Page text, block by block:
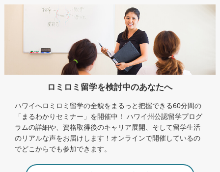
ロミロミ留学を検討中のあなたへ
ハワイへロミロミ留学の全貌をまるっと把握できる60分間の
「まるわかりセミナー」を開催中！ ハワイ州公認留学プログ
ラムの詳細や、資格取得後のキャリア展開、そして留学生活
のリアルな声をお届けします！オンラインで開催しているの
でどこからでも参加できます。